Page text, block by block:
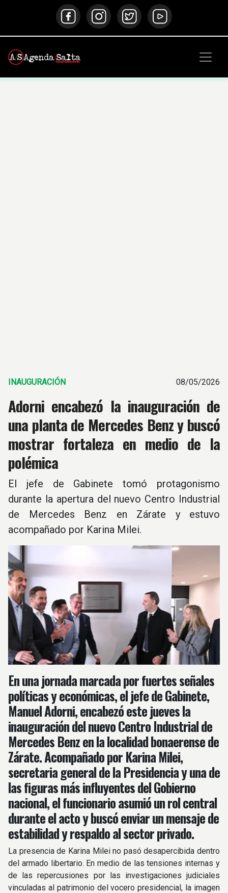
INAUGURACIÓN 08/05/2026
Adorni encabezó la inauguración de
una planta de Mercedes Benz y buscó
mostrar fortaleza en medio de la
polémica
El jefe de Gabinete tomó protagonismo
durante la apertura del nuevo Centro Industrial
de Mercedes Benz en Zárate y estuvo
acompañado por Karina Milei.
En una jornada marcada por fuertes señales
políticas y económicas, el jefe de Gabinete,
Manuel Adorni, encabezó este jueves la
inauguración del nuevo Centro Industrial de
Mercedes Benz en la localidad bonaerense de
Zárate. Acompañado por Karina Milei,
secretaria general de la Presidencia y una de
las figuras más influyentes del Gobierno
nacional, el funcionario asumió un rol central
durante el acto y buscó enviar un mensaje de
estabilidad y respaldo al sector privado.
La presencia de Karina Milei no pasó desapercibida dentro
del armado libertario. En medio de las tensiones internas y
de las repercusiones por las investigaciones judiciales
vinculadas al patrimonio del vocero presidencial, la imagen